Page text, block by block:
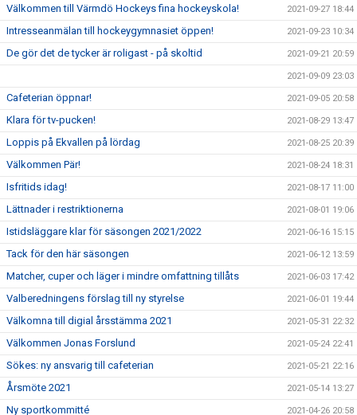
Välkommen till Värmdö Hockeys fina hockeyskola! 2021-09-27 18:44
Intresseanmälan till hockeygymnasiet öppen! 2021-09-23 10:34
De gör det de tycker är roligast - på skoltid 2021-09-21 20:59
2021-09-09 23:03
Cafeterian öppnar! 2021-09-05 20:58
Klara för tv-pucken! 2021-08-29 13:47
Loppis på Ekvallen på lördag 2021-08-25 20:39
Välkommen Pär! 2021-08-24 18:31
Isfritids idag! 2021-08-17 11:00
Lättnader i restriktionerna 2021-08-01 19:06
Istidsläggare klar för säsongen 2021/2022 2021-06-16 15:15
Tack för den här säsongen 2021-06-12 13:59
Matcher, cuper och läger i mindre omfattning tillåts 2021-06-03 17:42
Valberedningens förslag till ny styrelse 2021-06-01 19:44
Välkomna till digial årsstämma 2021 2021-05-31 22:32
Välkommen Jonas Forslund 2021-05-24 22:41
Sökes: ny ansvarig till cafeterian 2021-05-21 22:16
Årsmöte 2021 2021-05-14 13:27
Ny sportkommitté 2021-04-26 20:58